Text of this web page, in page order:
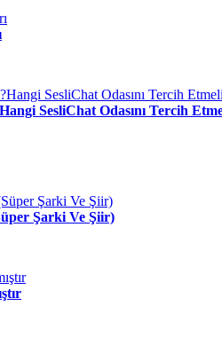
SesliChat Odasını Tercih
Şarki Ve Şiir)